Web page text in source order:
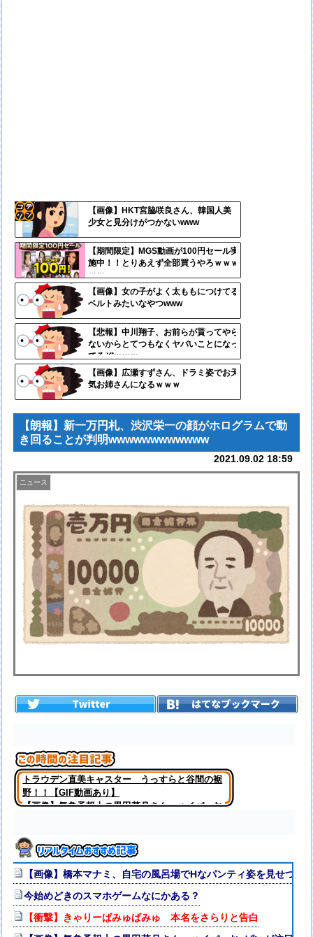
【画像】HKT宮脇咲良さん、韓国人美
少女と見分けがつかないwww
【期間限定】MGS動画が100円セール実
施中！！とりあえず全部買うやろｗｗｗ
ｗｗ
【画像】女の子がよく太ももにつけてる
ベルトみたいなやつwww
【悲報】中川翔子、お前らが貰ってやら
ないからとてつもなくヤバいことになっ
てるぞｗｗｗ
【画像】広瀬すずさん、ドラミ姿でお天
気お姉さんになるｗｗｗ
コテ
リン
- 固
ンク
更新
ツー
ル
【朗報】新一万円札、渋沢栄一の顔がホログラムで動
き回ることが判明wwwwwwwwwwww
2021.09.02 18:59
ニュース
トラウデン直美キャスター うっすらと谷間の裾
野！！【GIF動画あり】
【画像】気象予報士の黒田菜月さん、ハイパーお
【画像】橋本マナミ、自宅の風呂場でHなパンティ姿を見せつけ
今始めどきのスマホゲームなにかある？
【衝撃】きゃりーぱみゅぱみゅ 本名をさらりと告白